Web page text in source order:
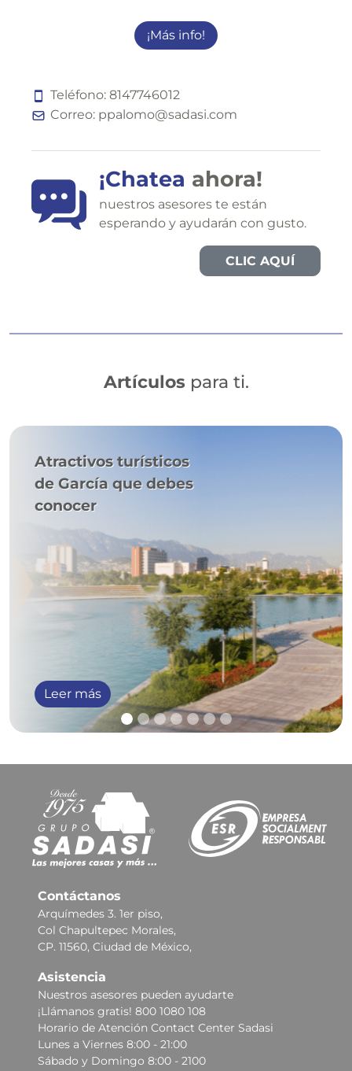
¡Más info!
Teléfono: 8147746012
Correo: ppalomo@sadasi.com
¡Chatea ahora!
nuestros asesores te están
esperando y ayudarán con gusto.
CLIC AQUÍ
Artículos para ti.
Atractivos turísticos
de García que debes
conocer
Leer más
Contáctanos
Arquímedes 3. 1er piso,
Col Chapultepec Morales,
CP. 11560, Ciudad de México,
Asistencia
Nuestros asesores pueden ayudarte
¡Llámanos gratis! 800 1080 108
Horario de Atención Contact Center Sadasi
Lunes a Viernes 8:00 - 21:00
Sábado y Domingo 8:00 - 2100